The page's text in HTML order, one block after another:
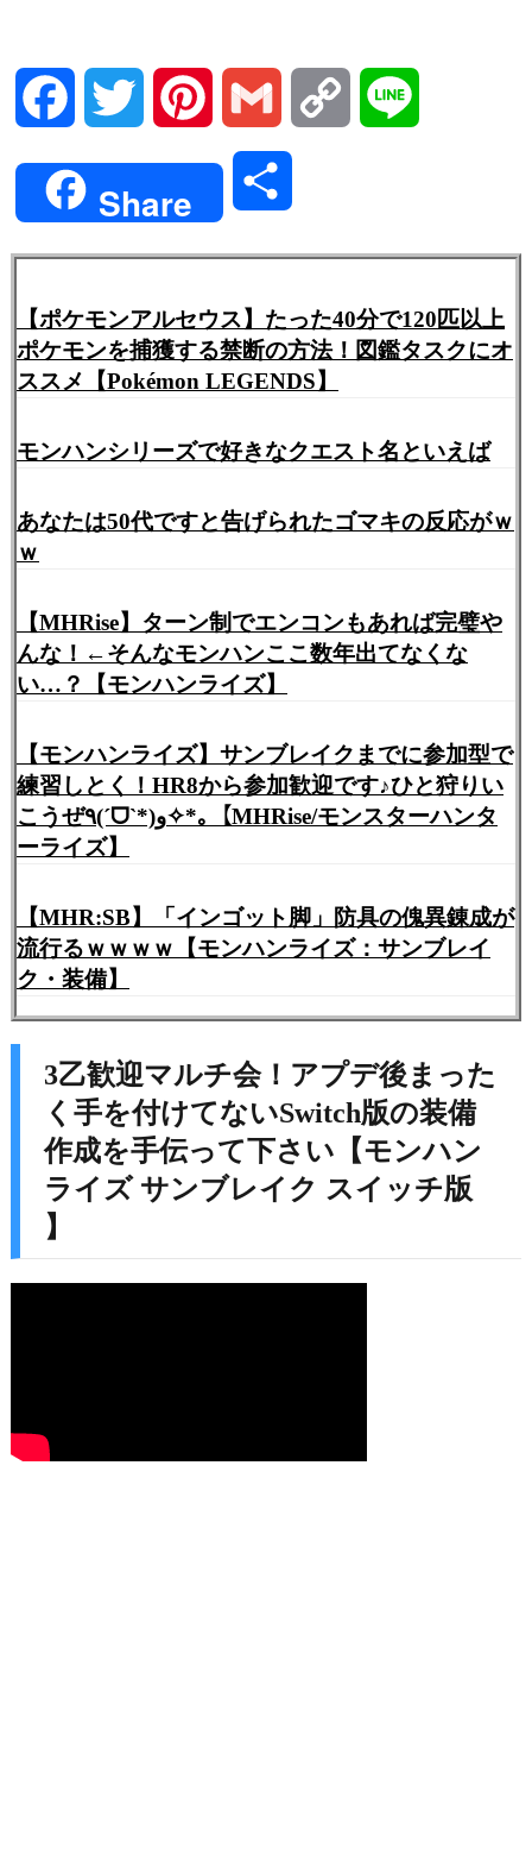
Facebook Twitter Pinterest Gmail Copy
Share
【ポケモンアルセウス】たった40分で120匹以上
ポケモンを捕獲する禁断の方法！図鑑タスクにオ
ススメ【Pokémon LEGENDS】
モンハンシリーズで好きなクエスト名といえば
あなたは50代ですと告げられたゴマキの反応がｗ
ｗ
【MHRise】ターン制でエンコンもあれば完璧や
んな！←そんなモンハンここ数年出てなくな
い…？【モンハンライズ】
【モンハンライズ】サンブレイクまでに参加型で
練習しとく！HR8から参加歓迎です♪ひと狩りい
こうぜ٩(ˊᗜˋ*)و✧*｡【MHRise/モンスターハンタ
ーライズ】
【MHR:SB】「インゴット脚」防具の傀異錬成が
流行るｗｗｗｗ【モンハンライズ：サンブレイ
ク・装備】
3乙歓迎マルチ会！アプデ後まった
く手を付けてないSwitch版の装備
作成を手伝って下さい【モンハン
ライズ サンブレイク スイッチ版
】